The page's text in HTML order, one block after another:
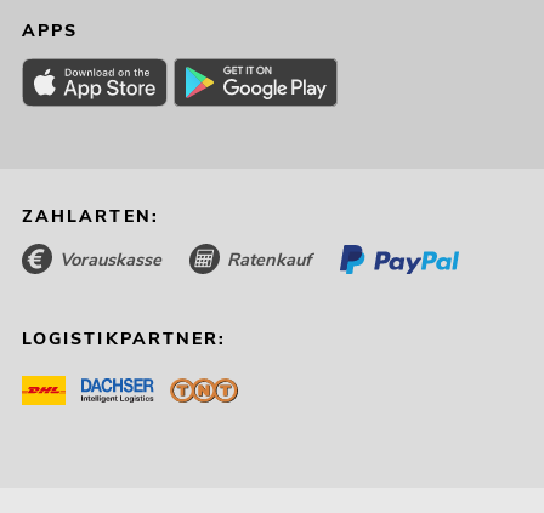
APPS
ZAHLARTEN:
Vorauskasse Ratenkauf
LOGISTIKPARTNER: